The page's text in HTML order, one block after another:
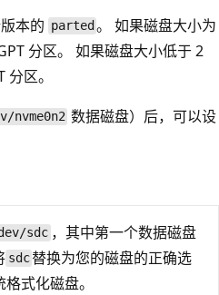
本的 parted 。 如果磁盘大小为
分区。 如果磁盘大小低于 2
区。
nvme0n2 数据磁盘）后，可以设
sdc ，其中第一个数据磁盘
sdc 替换为您的磁盘的正确选
式化磁盘。